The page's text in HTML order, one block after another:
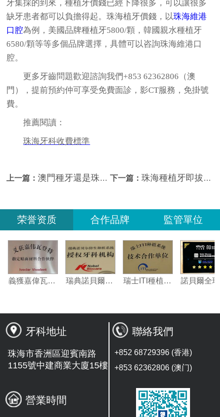
牙集採的到來，種植牙價錢已經下降很多，可以讓很多
缺牙患者都可以負擔得起。珠海植牙價錢，以珠海維港
口腔為例，美國品牌種植牙5800/顆，韓國親水種植牙
6580/顆等等多個品牌選擇，具體可以咨詢珠海維港口
腔。
更多牙齒問題歡迎諮詢我們+853 62362806（澳
門），提前預約仲可享受免費面診，影CT服務，免掛號
費。
推薦閱讀：
珠海牙科收費標準
上一篇：澳門種牙還是珠海種牙好？ 下一篇： 珠海種植牙即拔即種係點樣嘅？珠海維港口腔科普
荣誉资质 合作品牌 監管單位
瑞士ITI種植系統技術合作單位
牙科地址
珠海市香洲區迎賓南路
1155號中建商業大廈15樓
營業時間
聯絡我們
+852 68729396 (香港)
+853 62362806 (澳门)